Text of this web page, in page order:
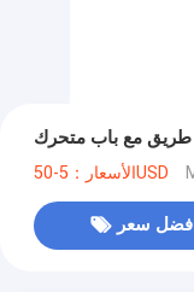
الأسعار：5-50USD
افضل سعر